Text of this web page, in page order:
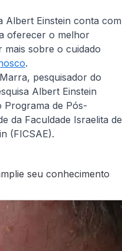
Albert Einstein conta com
oferecer o melhor
mais sobre o cuidado
.
pesquisador do
Albert Einstein
Programa de Pós-
da Faculdade Israelita de
(FICSAE).
seu conhecimento